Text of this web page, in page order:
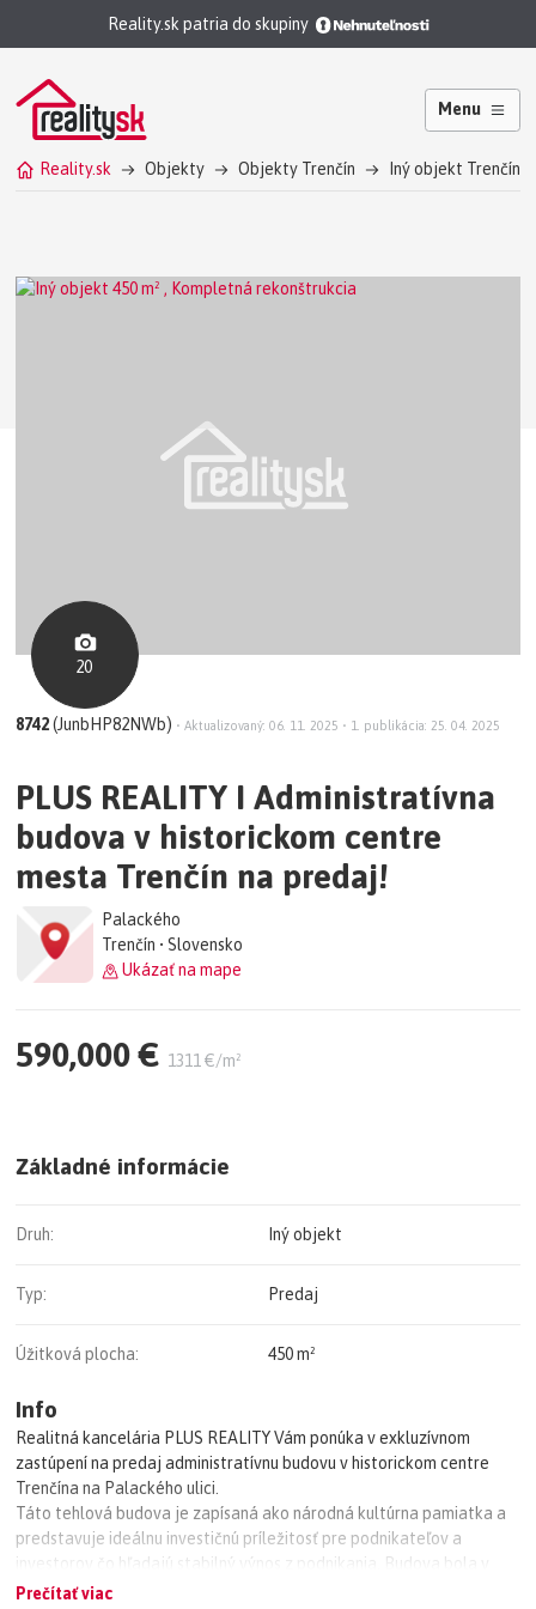
Reality.sk patria do skupiny
Menu
Reality.sk Objekty Objekty Trenčín Iný objekt Trenčín
20
8742(JunbHP82NWb) • Aktualizovaný: 06. 11. 2025 • 1. publikácia: 25. 04. 2025
PLUS REALITY I Administratívna
budova v historickom centre
mesta Trenčín na predaj!
Palackého
Trenčín • Slovensko
Ukázať na mape
590,000 € 1311 €/m²
Základné informácie
Druh: Iný objekt
Typ: Predaj
Úžitková plocha: 450 m²
Info
Realitná kancelária PLUS REALITY Vám ponúka v exkluzívnom
zastúpení na predaj administratívnu budovu v historickom centre
Trenčína na Palackého ulici.
Táto tehlová budova je zapísaná ako národná kultúrna pamiatka a
predstavuje ideálnu investičnú príležitosť pre podnikateľov a
investorov čo hľadajú stabilný výnos z podnikania. Budova bola v
minulosti využívaná na rôzne účely.
Prečítať viac